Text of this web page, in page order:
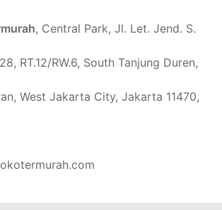
, Central Park, Jl. Let. Jend. S.
RT.12/RW.6, South Tanjung Duren,
West Jakarta City, Jakarta 11470,